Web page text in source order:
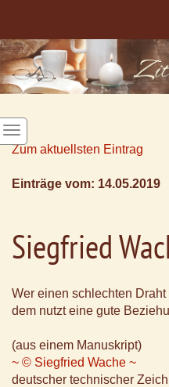
Zum aktuellsten Eintrag
Einträge vom: 14.05.2019
Siegfried
Wer einen schlechten
dem nutzt eine gute
(aus einem Manuskript)
~ © Siegfried Wache ~
deutscher technischer